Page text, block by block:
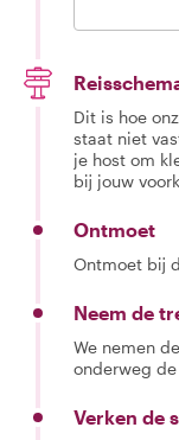
Dit is hoe
staat niet
je host om
bij jouw
Ontmoet
Ontmoet bij
Neem de
We nemen
onderweg
Verken de